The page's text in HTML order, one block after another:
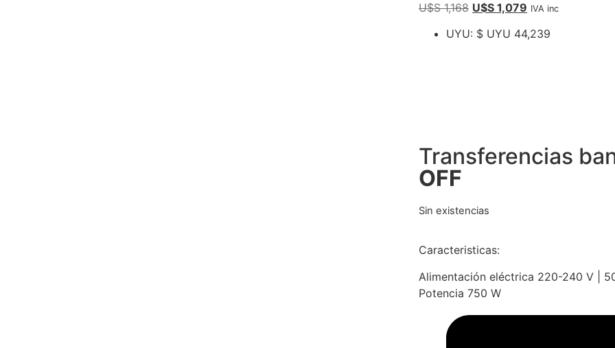
U$S1,168 U$S 1,079 IVA inc
UYU: $ UYU 44,239
Transferencias
OFF
Sin existencias
Caracteristicas:
Alimentación eléctrica 220-240 V |
Potencia 750 W